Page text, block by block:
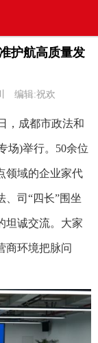
护航高质量发
编辑:祝欢
成都市政法和
场)举行。50余位
领域的企业家代
、司“四长”围坐
坦诚交流。大家
商环境把脉问